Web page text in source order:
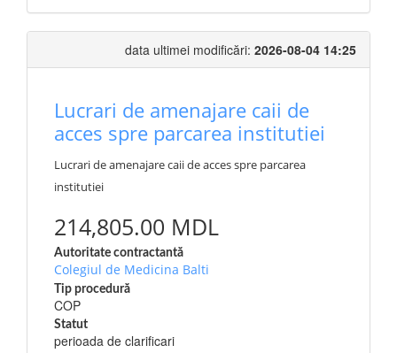
data ultimei modificări: 2026-08-04 14:25
Lucrari de amenajare caii de
acces spre parcarea institutiei
Lucrari de amenajare caii de acces spre parcarea
institutiei
214,805.00 MDL
Autoritate contractantă
Colegiul de Medicina Balti
Tip procedură
COP
Statut
perioada de clarificari